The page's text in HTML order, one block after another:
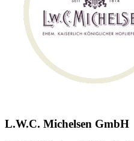
L.W.C. Michelsen GmbH